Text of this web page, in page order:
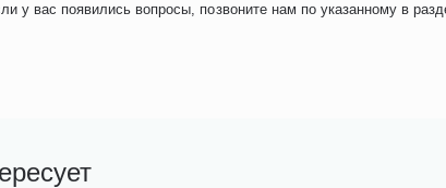
у вас появились вопросы, позвоните нам по указанному в